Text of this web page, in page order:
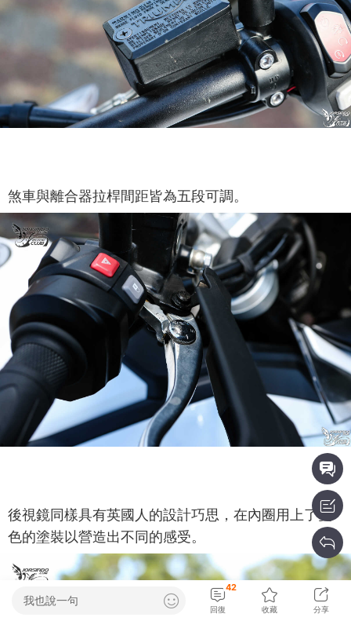
煞車與離合器拉桿間距皆為五段可調。
後視鏡同樣具有英國人的設計巧思，在內圈用上了雙
色的塗裝以營造出不同的感受。
我也說一句
回復
42
收藏 分享